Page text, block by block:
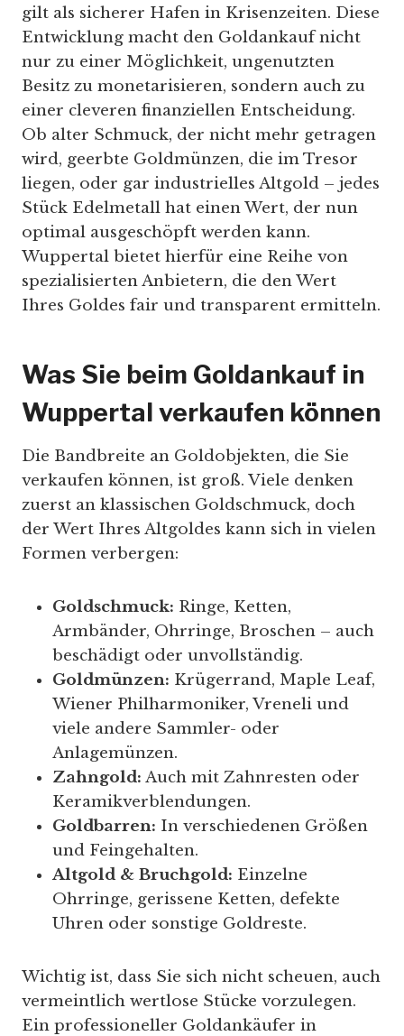
gilt als sicherer Hafen in Krisenzeiten. Diese
Entwicklung macht den Goldankauf nicht
nur zu einer Möglichkeit, ungenutzten
Besitz zu monetarisieren, sondern auch zu
einer cleveren finanziellen Entscheidung.
Ob alter Schmuck, der nicht mehr getragen
wird, geerbte Goldmünzen, die im Tresor
liegen, oder gar industrielles Altgold – jedes
Stück Edelmetall hat einen Wert, der nun
optimal ausgeschöpft werden kann.
Wuppertal bietet hierfür eine Reihe von
spezialisierten Anbietern, die den Wert
Ihres Goldes fair und transparent ermitteln.
Was Sie beim Goldankauf in
Wuppertal verkaufen können
Die Bandbreite an Goldobjekten, die Sie
verkaufen können, ist groß. Viele denken
zuerst an klassischen Goldschmuck, doch
der Wert Ihres Altgoldes kann sich in vielen
Formen verbergen:
Goldschmuck: Ringe, Ketten,
Armbänder, Ohrringe, Broschen – auch
beschädigt oder unvollständig.
Goldmünzen: Krügerrand, Maple Leaf,
Wiener Philharmoniker, Vreneli und
viele andere Sammler- oder
Anlagemünzen.
Zahngold: Auch mit Zahnresten oder
Keramikverblendungen.
Goldbarren: In verschiedenen Größen
und Feingehalten.
Altgold & Bruchgold: Einzelne
Ohrringe, gerissene Ketten, defekte
Uhren oder sonstige Goldreste.
Wichtig ist, dass Sie sich nicht scheuen, auch
vermeintlich wertlose Stücke vorzulegen.
Ein professioneller Goldankäufer in